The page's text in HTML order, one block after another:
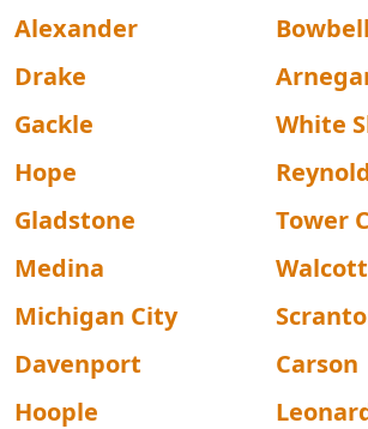
Alexander
Drake
Gackle
White
Hope
Gladstone
Tower
Medina
Walcott
Michigan City
Davenport
Carson
Hoople